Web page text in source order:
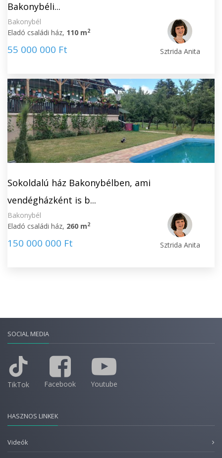
Bakonybéli...
Bakonybél
Eladó családi ház, 110 m2
55 000 000 Ft Sztrida Anita
Sokoldalú ház Bakonybélben, ami
vendégházként is b...
Bakonybél
Eladó családi ház, 260 m2
150 000 000 Ft Sztrida Anita
SOCIAL MEDIA
TikTok Facebook Youtube
HASZNOS LINKEK
Videók